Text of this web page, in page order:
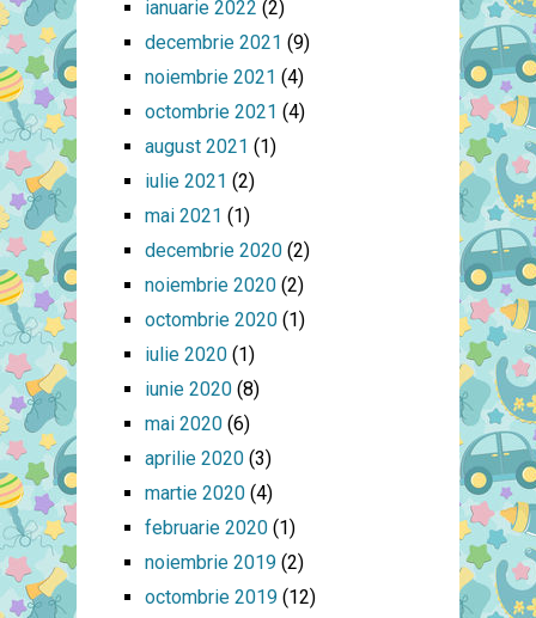
ianuarie 2022 (2)
decembrie 2021 (9)
noiembrie 2021 (4)
octombrie 2021 (4)
august 2021 (1)
iulie 2021 (2)
mai 2021 (1)
decembrie 2020(2)
noiembrie 2020(2)
octombrie 2020(1)
iulie 2020(1)
iunie 2020(8)
mai 2020(6)
aprilie 2020(3)
martie 2020(4)
februarie 2020(1)
noiembrie 2019(2)
octombrie 2019(12)